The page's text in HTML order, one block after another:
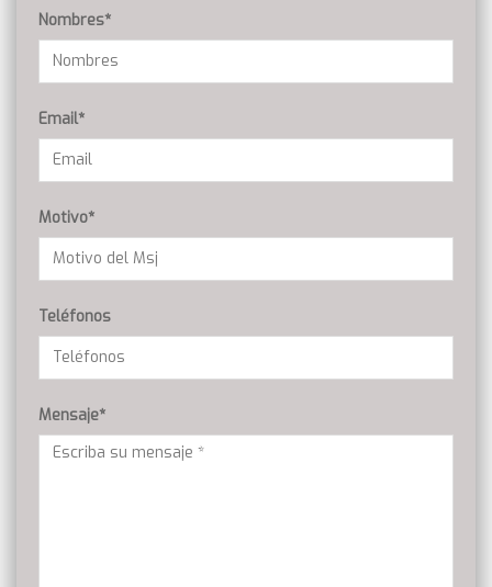
Nombres*
Email*
Motivo*
Teléfonos
Mensaje*